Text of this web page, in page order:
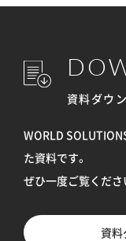
資料ダウ
WORLD
た資料です。
ぜひ一度ご覧くださ
資料